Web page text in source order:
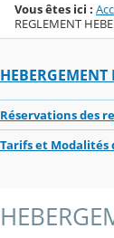
Vous êtes ici :
REGLEMENT
HEBERGEMENT
Réservations des
Tarifs et Modalités